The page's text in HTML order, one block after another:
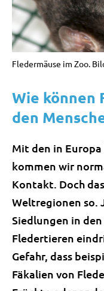
Fledermäuse im Zoo.
Wie können
den
Mit den in
kommen wir
Kontakt. Doch
Weltregionen so.
Siedlungen in
Fledertieren
Gefahr, dass
Fäkalien von